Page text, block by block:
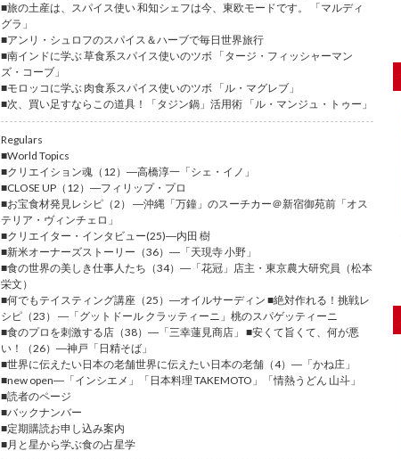
■旅の土産は、スパイス使い 和知シェフは今、東欧モードです。 「マルディ
グラ」
■アンリ・シュロフのスパイス＆ハーブで毎日世界旅行
■南インドに学ぶ 草食系スパイス使いのツボ 「タージ・フィッシャーマン
ズ・コーブ」
■モロッコに学ぶ 肉食系スパイス使いのツボ 「ル・マグレブ」
■次、買い足すならこの道具！「タジン鍋」活用術 「ル・マンジュ・トゥー」
Regulars
■World Topics
■クリエイション魂（12）―高橋淳一「シェ・イノ」
■CLOSE UP（12）―フィリップ・プロ
■お宝食材発見レシピ（2） ―沖縄「万鐘」のスーチカー＠新宿御苑前「オス
テリア・ヴィンチェロ」
■クリエイター・インタビュー(25)―内田 樹
■新米オーナーズストーリー（36）―「天現寺 小野」
■食の世界の美しき仕事人たち（34）―「花冠」店主・東京農大研究員（松本
栄文）
■何でもテイスティング講座（25）―オイルサーディン ■絶対作れる！挑戦レ
シピ（23） ―「グットドール クラッティーニ」桃のスパゲッティーニ
■食のプロを刺激する店（38）―「三幸蓮見商店」 ■安くて旨くて、何が悪
い！（26）―神戸「日精そば」
■世界に伝えたい日本の老舗世界に伝えたい日本の老舗（4）―「かね庄」
■new open―「インシエメ」「日本料理 TAKEMOTO」「情熱うどん 山斗」
■読者のページ
■バックナンバー
■定期購読お申し込み案内
■月と星から学ぶ食の占星学